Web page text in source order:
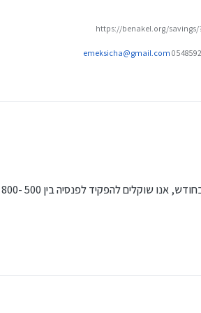
https://benakel.org/savings/
emeksicha@gmail.com
וכמה כדאי לקרן השתלמות.